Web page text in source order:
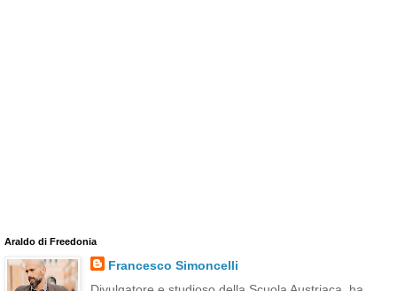
Araldo di Freedonia
Francesco Simoncelli